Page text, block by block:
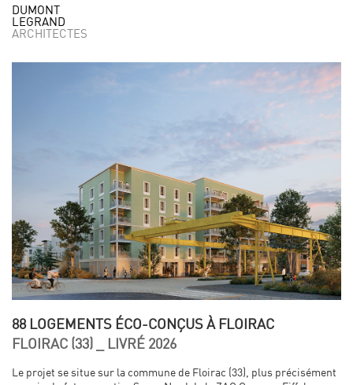
DUMONT
LEGRAND
ARCHITECTES
88 LOGEMENTS ÉCO-CONÇUS À FLOIRAC
FLOIRAC (33) _ LIVRÉ 2026
Le projet se situe sur la commune de Floirac (33), plus précisément